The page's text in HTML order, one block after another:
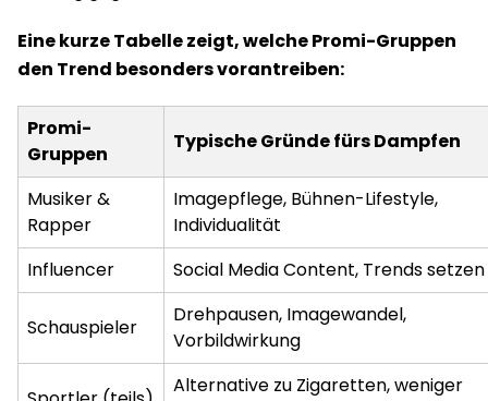
Eine kurze Tabelle zeigt, welche Promi-Gruppen
den Trend besonders vorantreiben:
Promi-
Gruppen
Typische Gründe fürs Dampfen
Musiker &
Rapper
Imagepflege, Bühnen-Lifestyle,
Individualität
Influencer
Social Media Content, Trends setzen
Schauspieler
Drehpausen, Imagewandel,
Vorbildwirkung
Alternative zu Zigaretten, weniger